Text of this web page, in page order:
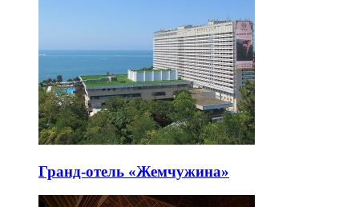
Гранд-отель «Жемчужина»